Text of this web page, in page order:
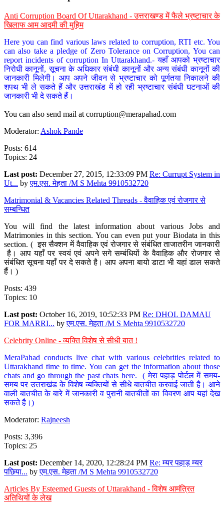
Anti Corruption Board Of Uttarakhand - उत्तराखण्ड में फैले भ्रष्टाचार के
खिलाफ आम आदमी की मुहिम
Here you can find various laws related to corruption, RTI etc. You
can also take a pledge of Zero Tolerance on Corruption, You can
report incidents of corruption In Uttarakhand.- यहाँ आपको भ्रष्टाचार
निरोधी कानूनों, सूचना के अधिकार संबंधी कानूनों और अन्य संबंधी कानूनों की
जानकारी मिलेगी। आप अपने जीवन से भ्रष्टाचार को पूर्णतया निकालने की
शपथ भी ले सकते हैं और उत्तराखंड में हो रही भ्रष्टाचार संबंधी घटनाओं की
जानकारी भी दे सकते हैं।
You can also send mail at corruption@merapahad.com
Moderator: Ashok Pande
Posts: 614
Topics: 24
Last post: December 27, 2015, 12:33:09 PM Re: Currupt System in
Ut... byएम.एस. मेहता /M S Mehta 9910532720
Matrimonial & Vacancies Related Threads - वैवाहिक एवं रोजगार से
सम्बन्धित
You will find the latest information about various Jobs and
Matrimonies in this section. You can even put your Biodata in this
section. ( इस सैक्शन में वैवाहिक एवं रोजगार से संबंधित ताजातरीन जानकारी
है। आप यहाँ पर स्वयं एवं अपने सगे सम्बंधियों के वैवाहिक और रोजगार से
संबंधित सूचना यहाँ पर दे सकते है। आप अपना बायो डाटा भी यहां डाल सकते
हैं। )
Posts: 439
Topics: 10
Last post: October 16, 2019, 10:52:33 PM Re: DHOL DAMAU
FOR MARRI... byएम.एस. मेहता /M S Mehta 9910532720
Celebrity Online - व्यक्ति विशेष से सीधी बात !
MeraPahad conducts live chat with various celebrities related to
Uttarakhand time to time. You can get the information about those
chats and go through the past chats here. ( मेरा पहाड़ पोर्टल में समय-
समय पर उत्तराखंड के विशेष व्यक्तियों से सीधे बातचीत करवाई जाती है। आने
वाली बातचीत के बारे में जानकारी व पुरानी बातचीतों का विवरण आप यहां देख
सकते है।)
Moderator: Rajneesh
Posts: 3,396
Topics: 25
Last post: December 14, 2020, 12:28:24 PM Re: म्यर पहाड़ म्यर
पछिया... byएम.एस. मेहता /M S Mehta 9910532720
Articles By Esteemed Guests of Uttarakhand - विशेष आमंत्रित
अतिथियों के लेख